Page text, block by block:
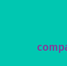
Acesse